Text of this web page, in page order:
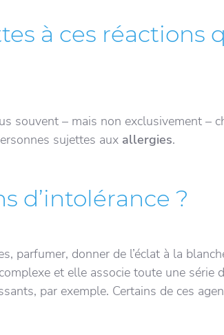
à ces réactions
souvent – mais non exclusivement –
sujettes aux allergies.
d’intolérance ?
parfumer, donner de l’éclat à la
et elle associe toute une série
par exemple. Certains de ces